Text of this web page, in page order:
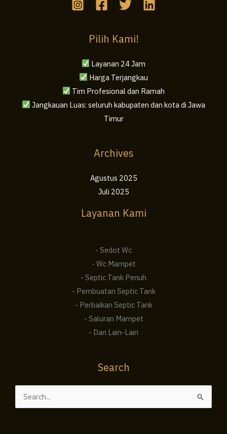
Pilih Kami!
Layanan 24 Jam
Harga Terjangkau
Tim Profesional dan Ramah
Jangkauan Luas: seluruh kabupaten dan kota di Jawa
Timur
Archives
Agustus 2025
Juli 2025
Layanan Kami
- Sedot Wc
- Wc Mampet
- Septic Tank Penuh
- Pembuatan Septic Tank
- Perbaikan Septic Tank
- Saluran Mampet
- Dan Lain-Lain
Search
Cari